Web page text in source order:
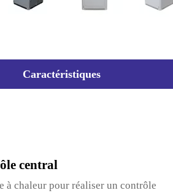
Caractéristiques
central
à chaleur pour réaliser un contrôle